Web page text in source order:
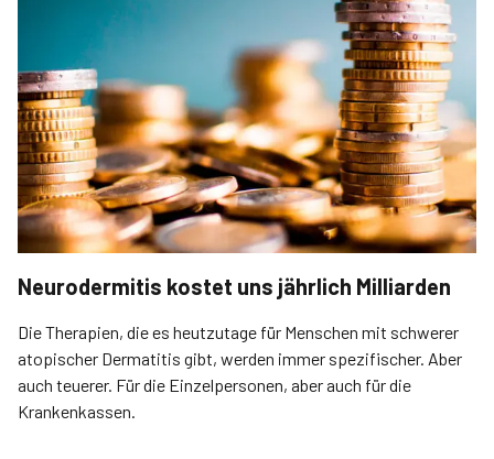
Neurodermitis kostet uns jährlich Milliarden
Die Therapien, die es heutzutage für Menschen mit schwerer
atopischer Dermatitis gibt, werden immer spezifischer. Aber
auch teuerer. Für die Einzelpersonen, aber auch für die
Krankenkassen.